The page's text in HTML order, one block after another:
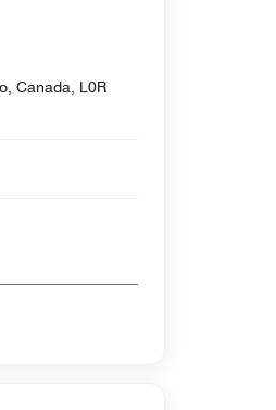
Canada, L0R